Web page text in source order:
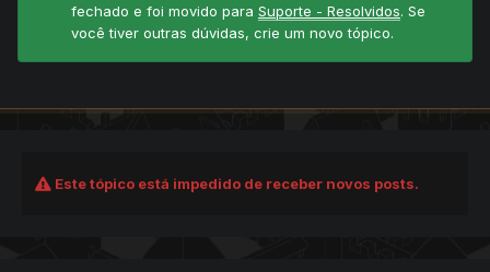
fechado e foi movido para Suporte - Resolvidos. Se
você tiver outras dúvidas, crie um novo tópico.
Este tópico está impedido de receber novos posts.